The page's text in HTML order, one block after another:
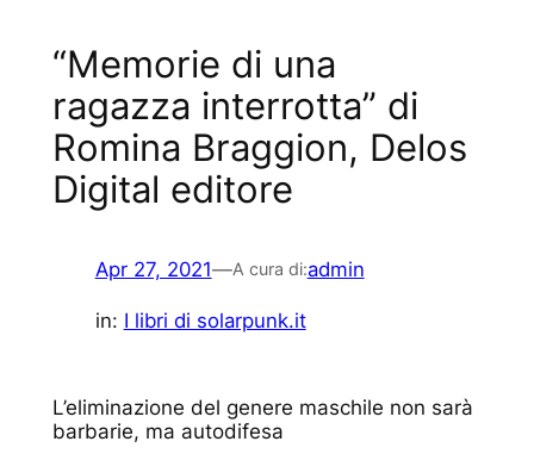
“Memorie di una
ragazza interrotta” di
Romina Braggion, Delos
Digital editore
Apr 27, 2021—A cura di:admin
in: I libri di solarpunk.it
L’eliminazione del genere maschile non sarà
barbarie, ma autodifesa